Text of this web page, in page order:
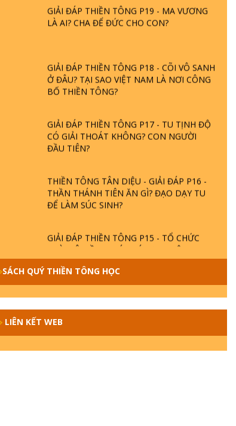
LÀ AI? CHA ĐỂ ĐỨC CHO CON?
Ở ĐÂU? TẠI SAO VIỆT NAM LÀ NƠI CÔNG
BỐ THIỀN TÔNG?
CÓ GIẢI THOÁT KHÔNG? CON NGƯỜI
ĐẦU TIÊN?
THẦN THÁNH TIÊN ĂN GÌ? ĐẠO DẠY TU
ĐỂ LÀM SÚC SINH?
LOÀI CÔ HỒN - GIÁO LÝ ĐẠO PHẬT KHI
GIẢI ĐÁP THIỀN TÔNG ĐẶC BIỆT - P14 -
NGUỒN GỐC ÂM LỊCH DƯƠNG LỊCH -
TẦNG BÌNH LƯU LỚN ĐẾN ĐÂU
CON NGƯỜI TU THÀNH PHẬT ĐƯỢC
SÁCH QUÝ THIỀN TÔNG HỌC
LIÊN KẾT WEB